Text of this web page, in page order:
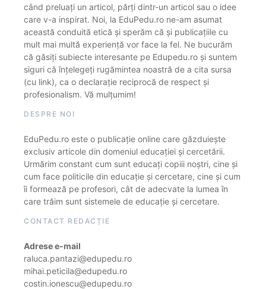
când preluați un articol, părți dintr-un articol sau o idee
care v-a inspirat. Noi, la EduPedu.ro ne-am asumat
această conduită etică și sperăm că și publicațiile cu
mult mai multă experiență vor face la fel. Ne bucurăm
că găsiți subiecte interesante pe Edupedu.ro și suntem
siguri că înțelegeți rugămintea noastră de a cita sursa
(cu link), ca o declarație reciprocă de respect și
profesionalism. Vă mulțumim!
DESPRE NOI
EduPedu.ro este o publicație online care găzduiește
exclusiv articole din domeniul educației și cercetării.
Urmărim constant cum sunt educați copiii noștri, cine și
cum face politicile din educație și cercetare, cine și cum
îi formează pe profesori, cât de adecvate la lumea în
care trăim sunt sistemele de educație și cercetare.
CONTACT REDACȚIE
Adrese e-mail
raluca.pantazi@edupedu.ro
mihai.peticila@edupedu.ro
costin.ionescu@edupedu.ro